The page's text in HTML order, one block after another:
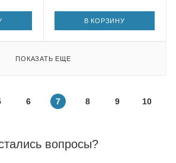
В КОРЗИНУ
ПОКАЗАТЬ ЕЩЕ
6 7 8 9 10
вопросы?